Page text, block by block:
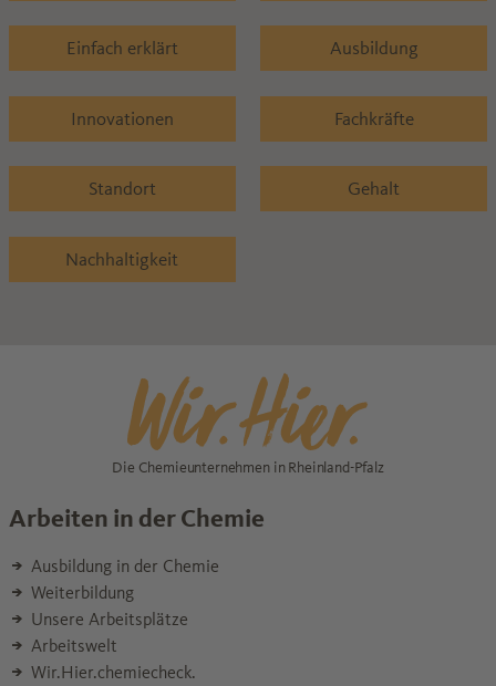
Einfach erklärt Ausbildung
Innovationen Fachkräfte
Standort Gehalt
Nachhaltigkeit
Die Chemieunternehmen in Rheinland-Pfalz
Arbeiten in der Chemie
Ausbildung in der Chemie
Weiterbildung
Unsere Arbeitsplätze
Arbeitswelt
Wir.Hier.chemiecheck.